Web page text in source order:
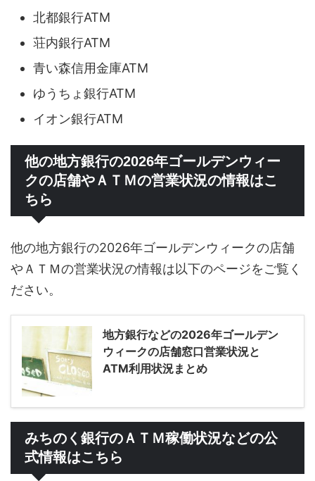
北都銀行ATM
荘内銀行ATM
青い森信用金庫ATM
ゆうちょ銀行ATM
イオン銀行ATM
他の地方銀行の2026年ゴールデンウィー
クの店舗やＡＴＭの営業状況の情報はこ
ちら
他の地方銀行の2026年ゴールデンウィークの店舗
やＡＴＭの営業状況の情報は以下のページをご覧く
ださい。
地方銀行などの2026年ゴールデン
ウィークの店舗窓口営業状況と
ATM利用状況まとめ
みちのく銀行のＡＴＭ稼働状況などの公
式情報はこちら